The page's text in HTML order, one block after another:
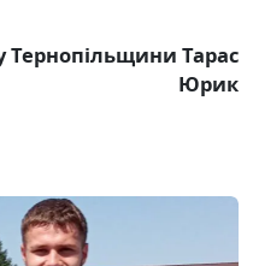
Тернопільщини Тарас
Юрик